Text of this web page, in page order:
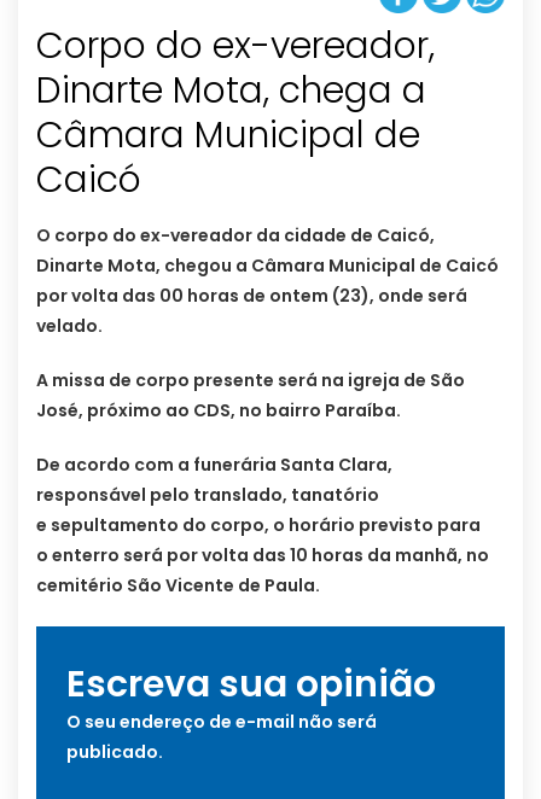
Corpo do ex-vereador,
Dinarte Mota, chega a
Câmara Municipal de
Caicó
O corpo do ex-vereador da cidade de Caicó,
Dinarte Mota, chegou a Câmara Municipal de Caicó
por volta das 00 horas de ontem (23), onde será
velado.
A missa de corpo presente será na igreja de São
José, próximo ao CDS, no bairro Paraíba.
De acordo com a funerária Santa Clara,
responsável pelo translado, tanatório
e sepultamento do corpo, o horário previsto para
o enterro será por volta das 10 horas da manhã, no
cemitério São Vicente de Paula.
Escreva sua opinião
O seu endereço de e-mail não será
publicado.